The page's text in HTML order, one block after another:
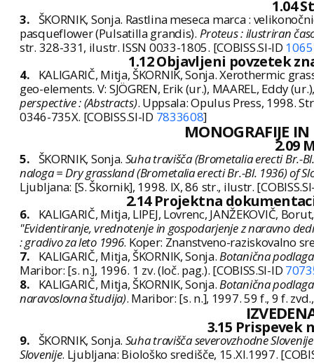
1.04
3. ŠKORNIK, Sonja. Rastlina meseca marca :
pasqueflower (Pulsatilla grandis). Proteus : ilustriran
str. 328-331, ilustr. ISSN 0033-1805. [COBISS.SI-ID
1.12 Objavljeni povzetek
4.
KALIGARIČ, Mitja, ŠKORNIK, Sonja. Xerothermic
geo-elements. V: SJÖGREN, Erik (ur.), MAAREL, Eddy
perspective : (Abstracts). Uppsala: Opulus Press, 1998.
0346-735X. [COBISS.SI-ID 7833608]
MONOGRAFIJE
2.09
5. ŠKORNIK, Sonja. Suha travišča (Brometalia erecti Br.-
naloga = Dry grassland (Brometalia erecti Br.-Bl. 1936) of
Ljubljana: [S. Škornik], 1998. IX, 86 str., ilustr.
2.14 Projektna
6.
KALIGARIČ, Mitja, LIPEJ, Lovrenc, JANŽEKOVIČ,
"Evidentiranje, vrednotenje in gospodarjenje z naravno
: gradivo za leto 1996. Koper: Znanstveno-raziskovalno
7.
KALIGARIČ, Mitja, ŠKORNIK, Sonja.Botanična
Maribor: [s. n.], 1996. 1 zv. (loč. pag.). [COBISS.SI-ID
8.
KALIGARIČ, Mitja, ŠKORNIK, Sonja.Botanična
naravoslovna študija). Maribor: [s. n.], 1997. 59 f., 9 f.
3.15 Prispevek
9. ŠKORNIK, Sonja. Suha travišča severovzhodne
Slovenije. Ljubljana: Biološko središče, 15.XI.1997.